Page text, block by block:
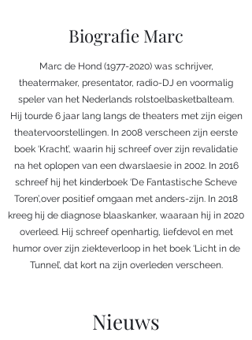
Biografie Marc
Marc de Hond (1977-2020)was schrijver,
theatermaker, presentator, radio-DJ en voormalig
speler van het Nederlands rolstoelbasketbalteam.
Hij tourde 6 jaar lang langs de theaters met zijn eigen
theatervoorstellingen. In 2008 verscheen zijn eerste
boek ‘Kracht’, waarin hij schreef over zijn revalidatie
na het oplopen van een dwarslaesie in 2002. In 2016
schreef hij het kinderboek ‘De Fantastische Scheve
Toren’,over positief omgaan met anders-zijn. In 2018
kreeg hij de diagnose blaaskanker, waaraan hij in 2020
overleed. Hij schreef openhartig, liefdevol en met
humor over zijn ziekteverloop in het boek ‘Licht in de
Tunnel’, dat kort na zijn overleden verscheen.
Nieuws